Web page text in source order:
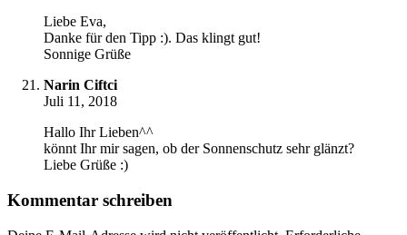
Liebe Eva,
Danke für den Tipp :). Das klingt gut!
Sonnige Grüße
Narin Ciftci
Juli 11, 2018
Hallo Ihr Lieben^^
könnt Ihr mir sagen, ob der Sonnenschutz sehr glänzt?
Liebe Grüße :)
Kommentar schreiben